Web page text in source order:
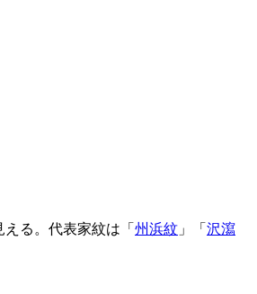
る。代表家紋は「 州浜紋 」 「 沢瀉